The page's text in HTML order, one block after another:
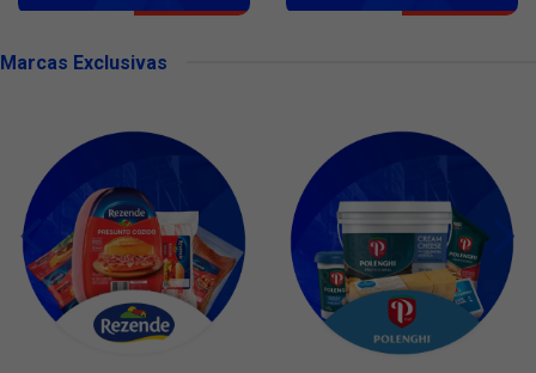
Marcas Exclusivas